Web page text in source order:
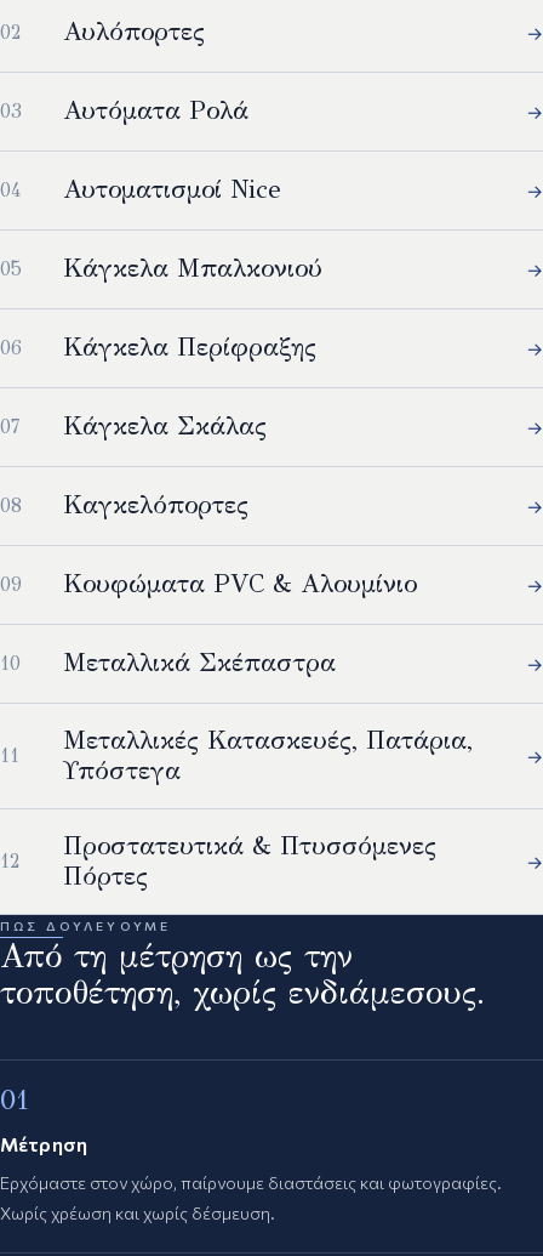
Αυλόπορτες →
Αυτόματα Ρολά →
Αυτοματισμοί Nice →
Κάγκελα Μπαλκονιού →
Κάγκελα Περίφραξης →
Κάγκελα Σκάλας →
Καγκελόπορτες →
Κουφώματα PVC & Αλουμίνιο →
Μεταλλικά Σκέπαστρα →
Μεταλλικές Κατασκευές, Πατάρια,
Υπόστεγα
→
Προστατευτικά & Πτυσσόμενες
Πόρτες
→
ΠΏΣ ΔΟΥΛΕΎΟΥΜΕ
Από τη μέτρηση ως την
τοποθέτηση, χωρίς ενδιάμεσους.
01
Μέτρηση
Ερχόμαστε στον χώρο, παίρνουμε διαστάσεις και φωτογραφίες.
Χωρίς χρέωση και χωρίς δέσμευση.